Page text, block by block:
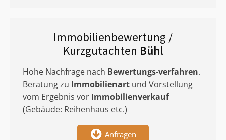
Immobilienbewertung /
Kurzgutachten Bühl
Hohe Nachfrage nach Bewertungs-verfahren.
Beratung zu Immobilienart und Vorstellung
vom Ergebnis vor Immobilienverkauf
(Gebäude: Reihenhaus etc.)
Anfragen